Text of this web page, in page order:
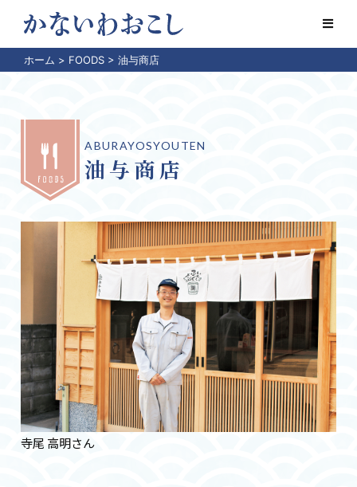
ホーム > FOODS > 油与商店
ABURAYOSYOUTEN
油与商店
寺尾 高明さん